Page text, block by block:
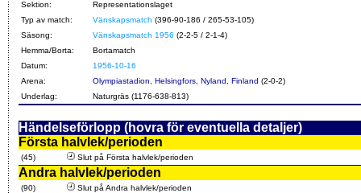
Sektion:
Representationslaget
Typ av match:
Vänskapsmatch (396-90-186 / 265-53-105)
Säsong:
Vänskapsmatch 1956 (2-2-5 / 2-1-4)
Hemma/Borta:
Bortamatch
Datum:
1956-10-16
Arena:
Olympiastadion, Helsingfors, Nyland, Finland (2-0-2)
Underlag:
Naturgräs (1176-638-813)
Händelseförlopp (hovra för eventuella detaljer)
Första halvlek/perioden
(45) Slut på Första halvlek/perioden
Andra halvlek/perioden
(90) Slut på Andra halvlek/perioden